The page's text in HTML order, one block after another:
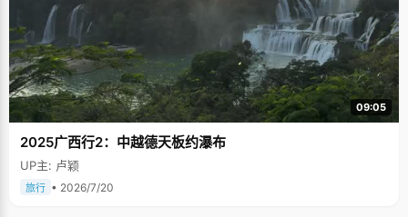
09:05
2025广西行2：中越德天板约瀑布
UP主: 卢颖
旅行 • 2026/7/20